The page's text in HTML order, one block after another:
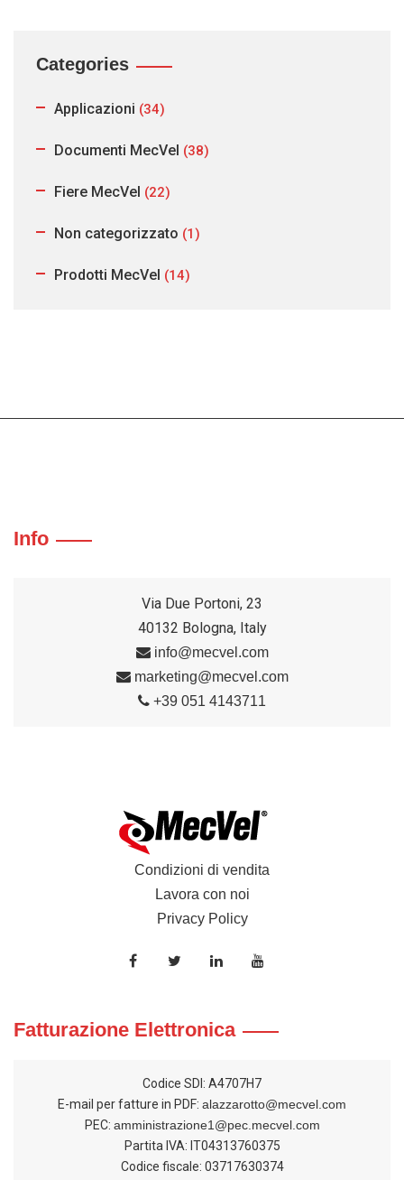
Categories
Applicazioni (34)
Documenti MecVel (38)
Fiere MecVel (22)
Non categorizzato (1)
Prodotti MecVel (14)
Info
Via Due Portoni, 23
40132 Bologna, Italy
info@mecvel.com
marketing@mecvel.com
+39 051 4143711
Condizioni di vendita
Lavora con noi
Privacy Policy
Fatturazione Elettronica
Codice SDI: A4707H7
E-mail per fatture in PDF: alazzarotto@mecvel.com
PEC: amministrazione1@pec.mecvel.com
Partita IVA: IT04313760375
Codice fiscale: 03717630374